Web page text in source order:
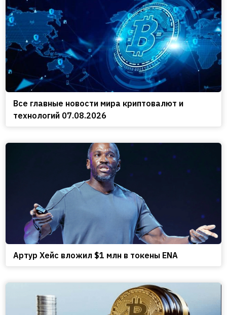
Все главные новости мира криптовалют и
технологий 07.08.2026
Артур Хейс вложил $1 млн в токены ENA